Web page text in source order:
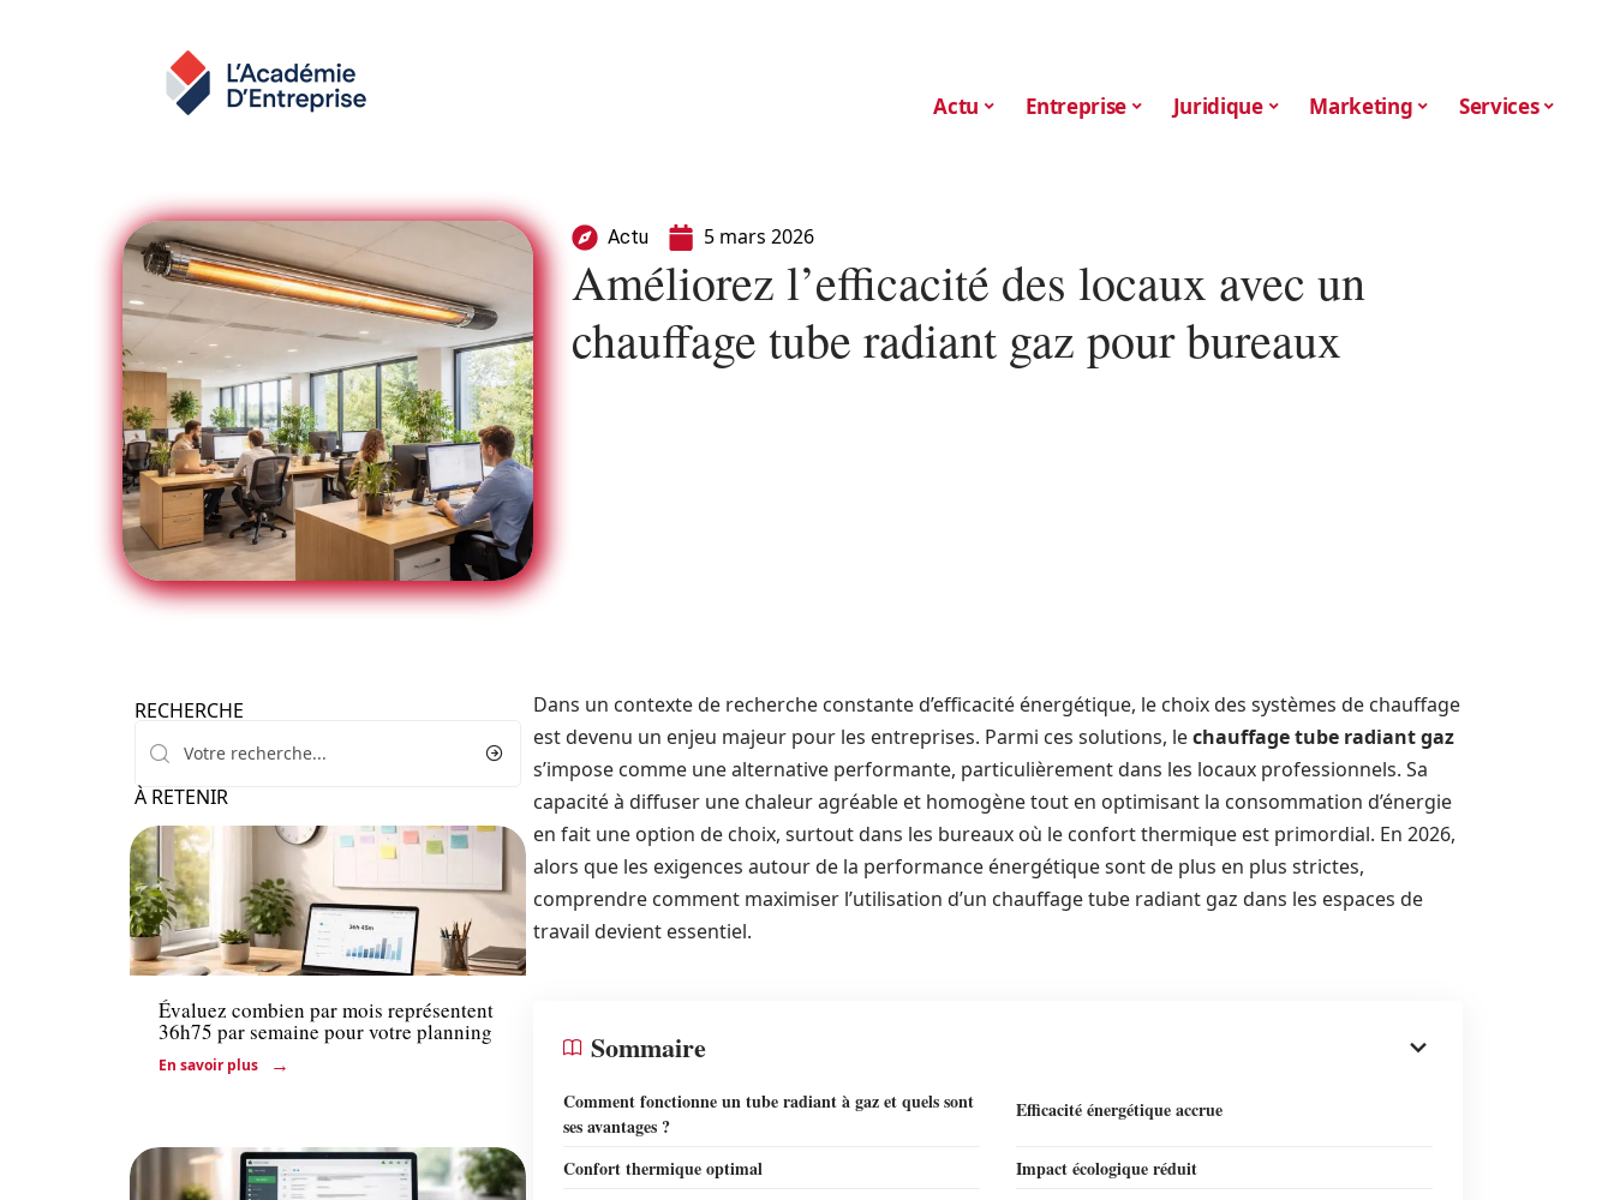
Actu Entreprise Juridique Marketing Services
Actu 5 mars 2026
Améliorez l’efficacité des locaux avec un
chauffage tube radiant gaz pour bureaux
RECHERCHE
À RETENIR
Entreprise
Évaluez combien par mois représentent
36h75 par semaine pour votre planning
En savoir plus
Dans un contexte de recherche constante d’efficacité énergétique, le choix des systèmes de chauffage
est devenu un enjeu majeur pour les entreprises. Parmi ces solutions, lechauffage tube radiant gaz
s’impose comme une alternative performante, particulièrement dans les locaux professionnels. Sa
capacité à diffuser une chaleur agréable et homogène tout en optimisant la consommation d’énergie
en fait une option de choix, surtout dans les bureaux où le confort thermique est primordial. En 2026,
alors que les exigences autour de la performance énergétique sont de plus en plus strictes,
comprendre comment maximiser l’utilisation d’un chauffage tube radiant gaz dans les espaces de
travail devient essentiel.
Sommaire
Comment fonctionne un tube radiant à gaz et quels sont
ses avantages ?
Efficacité énergétique accrue
Confort thermique optimal
Impact écologique réduit